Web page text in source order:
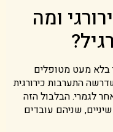
ומה
בלא מעט מטופלים
התערבות כירורגית
לגמרי. הבלבול הזה
שניהם עובדים